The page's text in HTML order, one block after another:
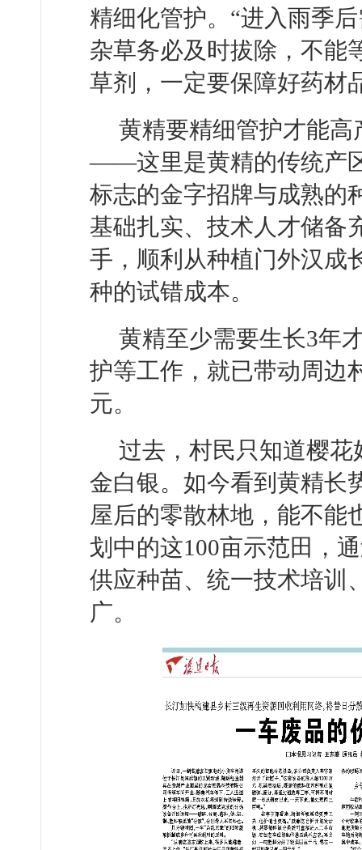
精细化管护。“进入雨季
杂草务必及时拔除，不能
草剂，一定要保障好药材
黄精要精细管护才能
——这里是黄精的传统产
标志的金字招牌与成熟的
基础扎实、技术人才储备
手，顺利从种植门外汉成
种的试错成本。
黄精至少需要生长3年
护等工作，就已带动周边
元。
过去，村民只知道樱
金白银。如今看到黄精长
屋后的零散林地，能不能
划中的这100亩示范田，
供应种苗、统一技术培训
广。